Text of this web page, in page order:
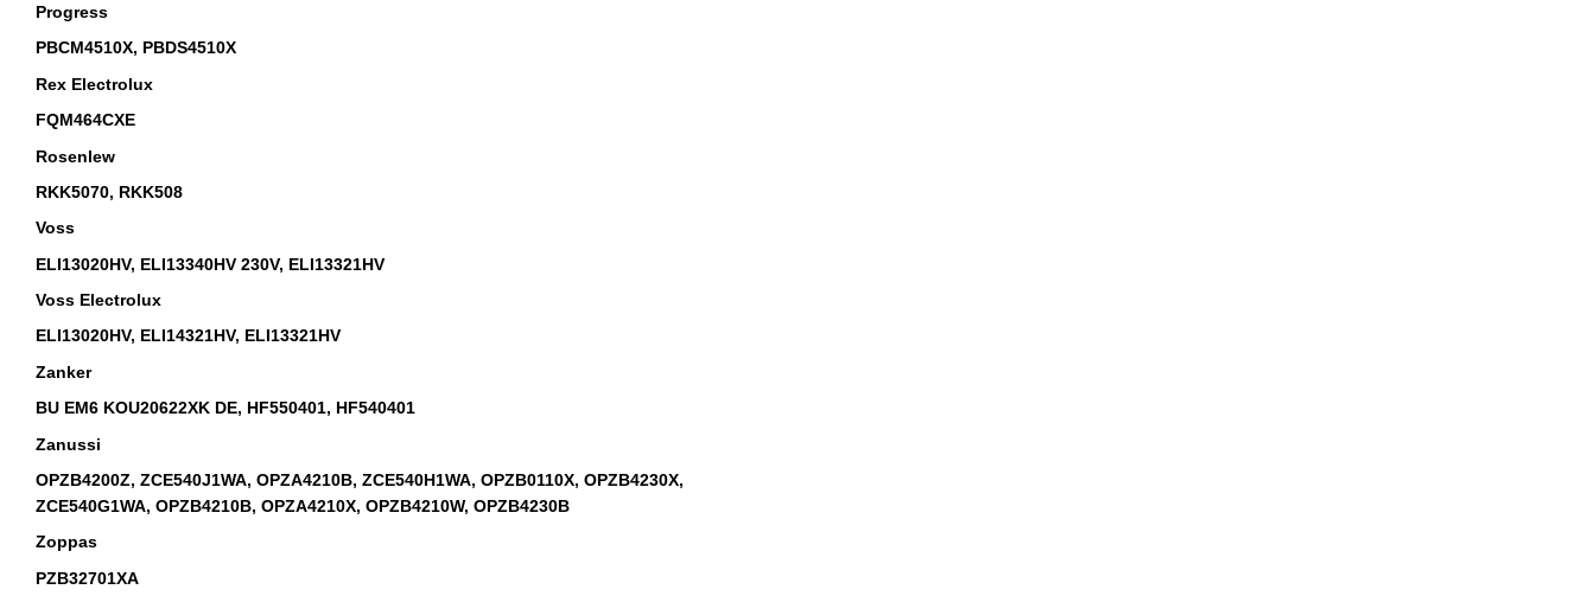
Progress
PBCM4510X, PBDS4510X
Rex Electrolux
FQM464CXE
Rosenlew
RKK5070, RKK508
Voss
ELI13020HV, ELI13340HV 230V, ELI13321HV
Voss Electrolux
ELI13020HV, ELI14321HV, ELI13321HV
Zanker
BU EM6 KOU20622XK DE, HF550401, HF540401
Zanussi
OPZB4200Z, ZCE540J1WA, OPZA4210B, ZCE540H1WA, OPZB0110X, OPZB4230X,
ZCE540G1WA, OPZB4210B, OPZA4210X, OPZB4210W, OPZB4230B
Zoppas
PZB32701XA